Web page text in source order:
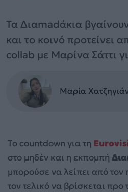
Τα Διαmadάκια
και το κοινό προτείνει
collab με Μαρίνα Σάττι
Μαρία
Το countdown για τη
στο μηδέν και η εκπομπή
μπορούσε να λείπει από
τον τελικό να βρίσκεται